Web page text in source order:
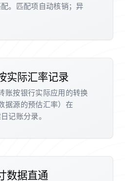
。匹配项自动核销；异
实际汇率记录
账按银行实际应用的转换
据源的预估汇率）在
记账分录。
数据直通